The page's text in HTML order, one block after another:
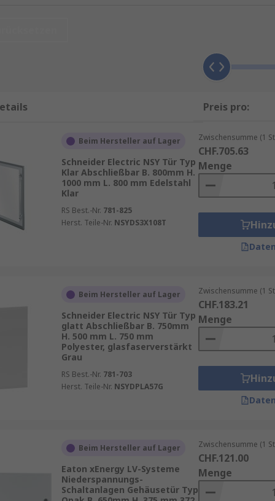
wie Staub, Wasser, Chemikalien und
zu erreichen, um Wartungen, Reparaturen oder
oder Maschinenbauindustrie, sind
arbeiten und vor Beschädigungen geschützt sind.
Sicherheit. Insbesondere in Branchen, in denen es auf
werden. Gehäusetüren tragen dazu bei,
Zudem schützen sie die Mitarbeiter vor potenziell
ausgestattet, die nur autorisierten Personen
und Ausfällen erheblich zu reduzieren.
wie Stahl, Aluminium oder Kunststoff, die je nach
die einem hohen Risiko durch chemische Einflüsse
Einsatz, die eine hohe Korrosionsbeständigkeit bieten.
und die Abdichtung eine wesentliche Rolle.
oder Staub in das Innere des Gehäuses eindringen.
Sie können individuell an die
Geräte ermöglichen, ohne die Tür öffnen
eine hohe Flexibilität. Ob für kleine Schaltschränke
Türlösung.
Preis pro:
Beim Hersteller auf Lager
Schneider Electric NSY Tür Typ
Klar Abschließbar B. 800mm H.
1000 mm L. 800 mm Edelstahl
Klar
RS Best.-Nr. 781-825
Herst. Teile-Nr. NSYDS3X108T
Zwischensumme (1
CHF.705.63
Menge
Beim Hersteller auf Lager
Schneider Electric NSY Tür Typ
glatt Abschließbar B. 750mm
H. 500 mm L. 750 mm
Polyester, glasfaserverstärkt
Grau
RS Best.-Nr. 781-703
Herst. Teile-Nr. NSYDPLA57G
Zwischensumme (1
CHF.183.21
Menge
Beim Hersteller auf Lager
Eaton xEnergy LV-Systeme
Niederspannungs-
Schaltanlagen Gehäusetür Typ
Zwischensumme (1
CHF.121.00
Menge